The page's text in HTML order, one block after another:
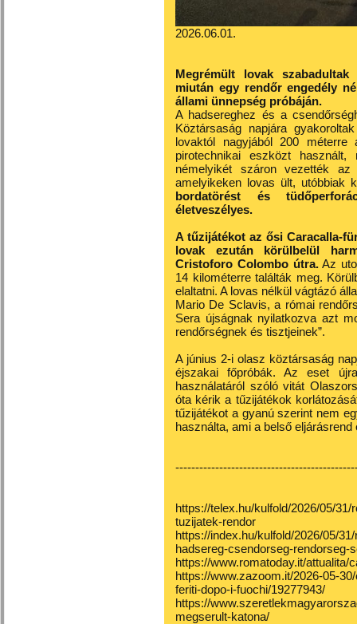
2026.06.01.
Megrémült lovak
miután egy rendőr engedély
állami ünnepség próbáján.
A hadsereghez és a
Köztársaság napjára
lovaktól nagyjából 200
pirotechnikai eszközt
némelyikét száron vezették
amelyikeken lovas ült, utóbbiak
bordatörést és
életveszélyes.
A tűzijátékot az ősi Caracalla-
lovak ezután körülbelül
Cristoforo Colombo útra.Az
14 kilométerre találták meg.
elaltatni. A lovas nélkül vágtázó
Mario De Sclavis, a római
Sera újságnak nyilatkozva azt
rendőrségnek és tisztjeinek”.
A június 2-i olasz köztársaság
éjszakai főpróbák. Az eset
használatáról szóló vitát
óta kérik a tűzijátékok
tűzijátékot a gyanú szerint nem
használta, ami a belső
https://telex.hu/kulfold/2026/05/
tuzijatek-rendor
https://index.hu/kulfold/2026/05/
hadsereg-csendorseg-rendorseg-
https://www.romatoday.it/attualita/
https://www.zazoom.it/2026-05-
feriti-dopo-i-fuochi/19277943/
https://
megserult-katona/